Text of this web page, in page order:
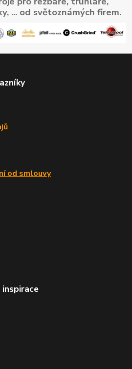
... od světoznámých firem.
od smlouvy